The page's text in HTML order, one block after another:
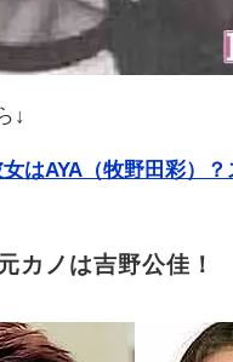
↓
はAYA（牧野田彩）
カノは吉野公佳！